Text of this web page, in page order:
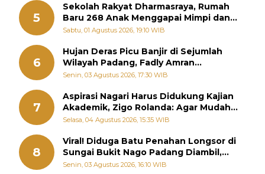
5
Sekolah Rakyat Dharmasraya, Rumah
Baru 268 Anak Menggapai Mimpi dan
Memutus Rantai Kemiskinan
Sabtu, 01 Agustus 2026, 19:10 WIB
6
Hujan Deras Picu Banjir di Sejumlah
Wilayah Padang, Fadly Amran
Perintahkan OPD Siaga
Senin, 03 Agustus 2026, 17:30 WIB
7
Aspirasi Nagari Harus Didukung Kajian
Akademik, Zigo Rolanda: Agar Mudah
Diperjuangkan di Kementerian
Selasa, 04 Agustus 2026, 15:35 WIB
8
Viral! Diduga Batu Penahan Longsor di
Sungai Bukit Nago Padang Diambil,
Warga Khawatir Bencana Terulang
Senin, 03 Agustus 2026, 16:10 WIB